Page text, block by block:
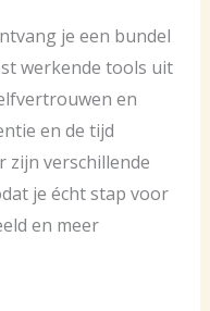
je een bundel
werkende tools uit
en
en de tijd
zijn verschillende
je écht stap voor
en meer